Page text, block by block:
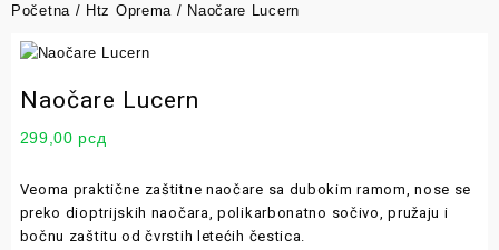
Početna / Htz Oprema / Naočare Lucern
Naočare Lucern
299,00 рсд
Veoma praktične zaštitne naočare sa dubokim ramom, nose se
preko dioptrijskih naočara, polikarbonatno sočivo, pružaju i
bočnu zaštitu od čvrstih letećih čestica.